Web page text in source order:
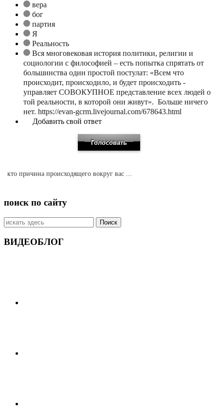
вера
бог
партия
Я
Реальность
Вся многовековая история политики, религии и
социологии с философией – есть попытка спрятать от
большинства один простой постулат: «Всем что
происходит, происходило, и будет происходить -
управляет СОВОКУПНОЕ представление всех людей о
той реальности, в которой они живут». Больше ничего
нет. https://evan-gcrm.livejournal.com/678643.html
Добавить свой ответ
кто причина происходящего вокруг вас ...
поиск по сайту
Искать:
ВИДЕОБЛОГ